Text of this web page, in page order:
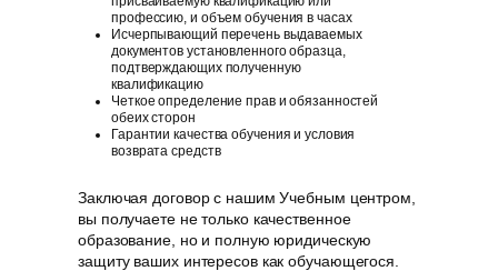
профессию, и объем обучения в часах
Исчерпывающий перечень выдаваемых
документов установленного образца,
подтверждающих полученную
квалификацию
Четкое определение прав и обязанностей
обеих сторон
Гарантии качества обучения и условия
возврата средств
Заключая договор с нашим Учебным центром,
вы получаете не только качественное
образование, но и полную юридическую
защиту ваших интересов как обучающегося.